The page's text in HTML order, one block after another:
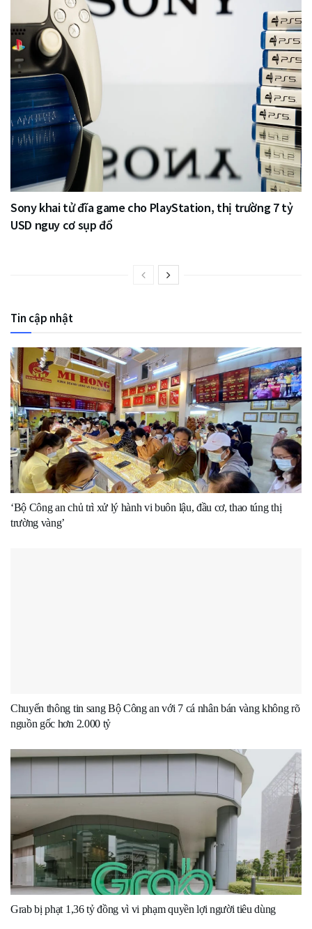
Sony khai tử đĩa game cho PlayStation, thị trường 7 tỷ
USD nguy cơ sụp đổ
Tin cập nhật
‘Bộ Công an chủ trì xử lý hành vi buôn lậu, đầu cơ, thao túng thị
trường vàng’
Chuyển thông tin sang Bộ Công an với 7 cá nhân bán vàng không rõ
nguồn gốc hơn 2.000 tỷ
Grab bị phạt 1,36 tỷ đồng vì vi phạm quyền lợi người tiêu dùng